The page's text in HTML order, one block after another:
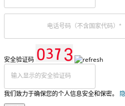
安全验证码
我们致力于确保您的个人信息安全和保密。